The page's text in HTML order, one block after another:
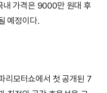
내 가격은 9000만 원대 후
예정이다.
리모터쇼에서 첫 공개된 7